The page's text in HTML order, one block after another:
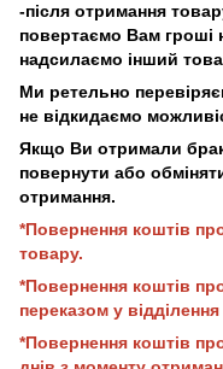
-після отримання
повертаємо Вам гроші
надсилаємо інший
Ми ретельно
не відкидаємо
Якщо Ви отримали
повернути або
отримання.
*Повернення коштів
товару.
*Повернення коштів
переказом у
*Повернення коштів